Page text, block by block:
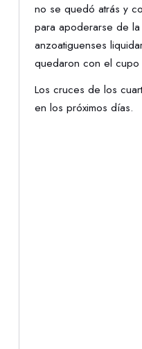
no se quedó atrás y
para apoderarse de
anzoatiguenses
quedaron con el
Los cruces de los
en los próximos días.